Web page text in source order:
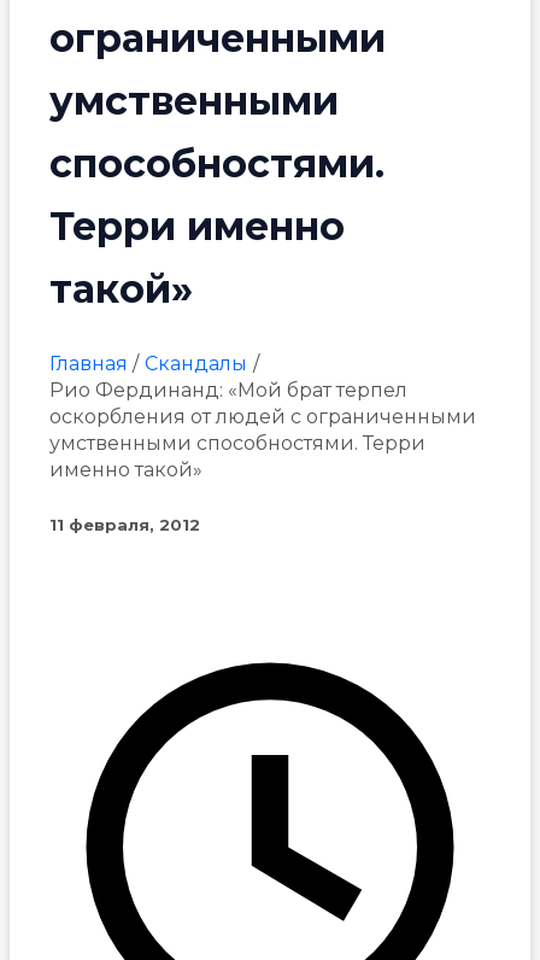
ограниченными
умственными
способностями.
Терри именно
такой»
Главная
Скандалы
Рио Фердинанд: «Мой брат терпел
оскорбления от людей с ограниченными
умственными способностями. Терри
именно такой»
11 февраля, 2012